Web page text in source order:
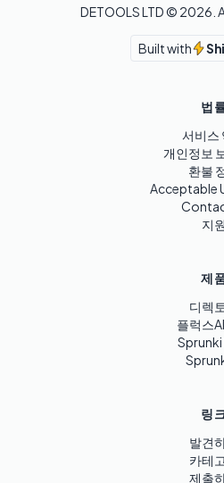
DETOOLS LTD © 2026 .
Built with
법
서비스
개인정보
환불
Acceptable
지원
제
디렉
플럭스
링
발견
카테
제출